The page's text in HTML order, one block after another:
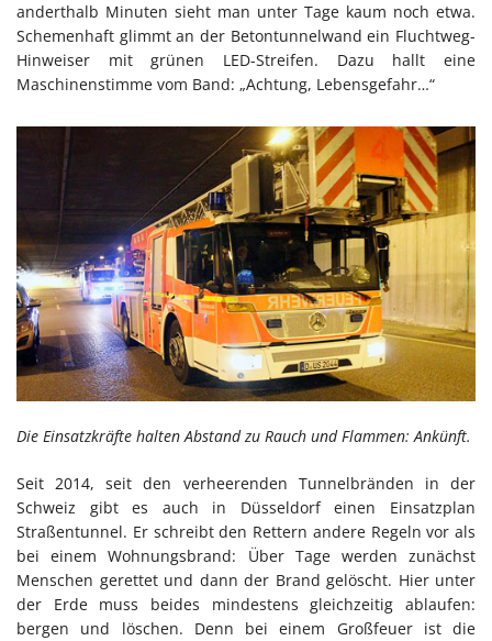
anderthalb Minuten sieht man unter Tage kaum noch etwa.
Schemenhaft glimmt an der Betontunnelwand ein Fluchtweg-
Hinweiser mit grünen LED-Streifen. Dazu hallt eine
Maschinenstimme vom Band: „Achtung, Lebensgefahr…“
Die Einsatzkräfte halten Abstand zu Rauch und Flammen: Ankünft.
Seit 2014, seit den verheerenden Tunnelbränden in der
Schweiz gibt es auch in Düsseldorf einen Einsatzplan
Straßentunnel. Er schreibt den Rettern andere Regeln vor als
bei einem Wohnungsbrand: Über Tage werden zunächst
Menschen gerettet und dann der Brand gelöscht. Hier unter
der Erde muss beides mindestens gleichzeitig ablaufen:
bergen und löschen. Denn bei einem Großfeuer ist die